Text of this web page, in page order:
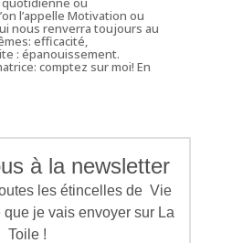
l’appelle Motivation ou
nous renverra toujours au
efficacité,
: épanouissement.
comptez sur moi!En
à la newsletter
les étincelles de Vie
je vais envoyer sur La
Toile !